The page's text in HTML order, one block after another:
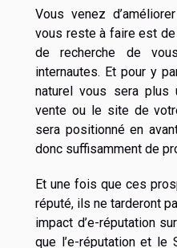
Vous venez
vous reste à faire est
de recherche de
internautes. Et pour y
naturel vous sera
vente ou le site de
sera positionné en
donc suffisamment de
Et une fois que ces
réputé, ils ne tarderont
impact d’e-réputation
que l’e-réputation et le